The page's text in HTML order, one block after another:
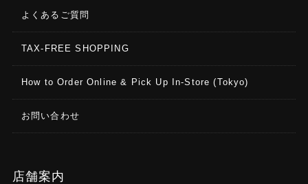
よくあるご質問
TAX-FREE SHOPPING
How to Order Online & Pick Up In-Store (Tokyo)
お問い合わせ
店舗案内